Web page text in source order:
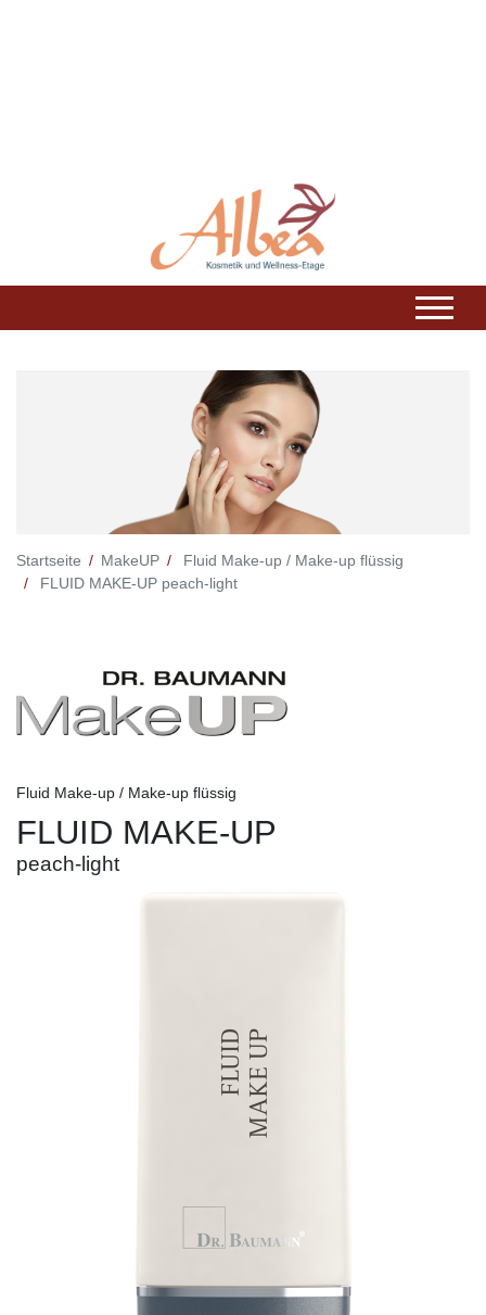
Startseite MakeUP
Fluid Make-up / Make-up flüssig
FLUID MAKE-UP peach-light
Fluid Make-up / Make-up flüssig
FLUID MAKE-UP
peach-light